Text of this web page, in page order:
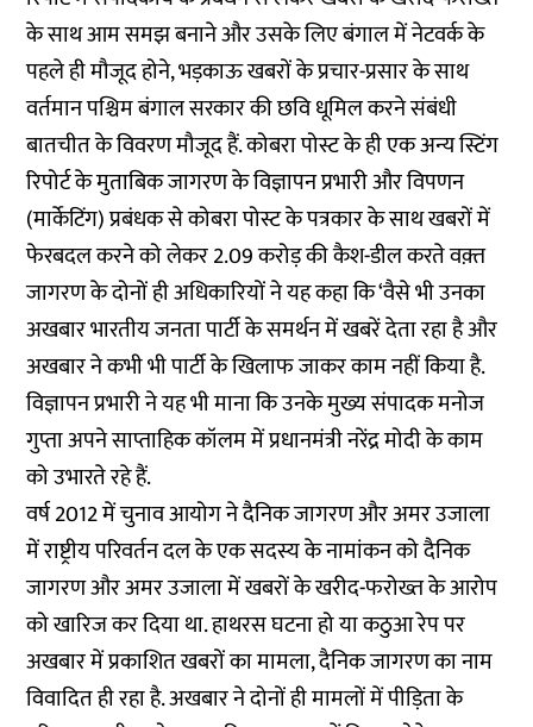
के साथ आम समझ बनाने और उसके लिए बंगाल में नेटवर्क के
पहले ही मौजूद होने, भड़काऊ खबरों के प्रचार-प्रसार के साथ
वर्तमान पश्चिम बंगाल सरकार की छवि धूमिल करने संबंधी
बातचीत के विवरण मौजूद हैं. कोबरा पोस्ट के ही एक अन्य स्टिंग
रिपोर्ट के मुताबिक जागरण के विज्ञापन प्रभारी और विपणन
(मार्केटिंग) प्रबंधक से कोबरा पोस्ट के पत्रकार के साथ खबरों में
फेरबदल करने को लेकर 2.09 करोड़ की कैश-डील करते वक़्त
जागरण के दोनों ही अधिकारियों ने यह कहा कि ‘वैसे भी उनका
अखबार भारतीय जनता पार्टी के समर्थन में खबरें देता रहा है और
अखबार ने कभी भी पार्टी के खिलाफ जाकर काम नहीं किया है.
विज्ञापन प्रभारी ने यह भी माना कि उनके मुख्य संपादक मनोज
गुप्ता अपने साप्ताहिक कॉलम में प्रधानमंत्री नरेंद्र मोदी के काम
को उभारते रहे हैं.
वर्ष 2012 में चुनाव आयोग ने दैनिक जागरण और अमर उजाला
में राष्ट्रीय परिवर्तन दल के एक सदस्य के नामांकन को दैनिक
जागरण और अमर उजाला में खबरों के खरीद-फरोख्त के आरोप
को खारिज कर दिया था. हाथरस घटना हो या कठुआ रेप पर
अखबार में प्रकाशित खबरों का मामला, दैनिक जागरण का नाम
विवादित ही रहा है. अखबार ने दोनों ही मामलों में पीड़िता के